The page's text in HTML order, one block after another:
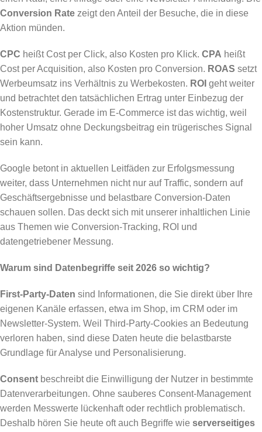
Conversion Rate zeigt den Anteil der Besuche, die in diese
Aktion münden.
CPC heißt Cost per Click, also Kosten pro Klick. CPA heißt
Cost per Acquisition, also Kosten pro Conversion. ROAS setzt
Werbeumsatz ins Verhältnis zu Werbekosten. ROI geht weiter
und betrachtet den tatsächlichen Ertrag unter Einbezug der
Kostenstruktur. Gerade im E-Commerce ist das wichtig, weil
hoher Umsatz ohne Deckungsbeitrag ein trügerisches Signal
sein kann.
Google betont in aktuellen Leitfäden zur Erfolgsmessung
weiter, dass Unternehmen nicht nur auf Traffic, sondern auf
Geschäftsergebnisse und belastbare Conversion-Daten
schauen sollen. Das deckt sich mit unserer inhaltlichen Linie
aus Themen wie Conversion-Tracking, ROI und
datengetriebener Messung.
Warum sind Datenbegriffe seit 2026 so wichtig?
First-Party-Daten sind Informationen, die Sie direkt über Ihre
eigenen Kanäle erfassen, etwa im Shop, im CRM oder im
Newsletter-System. Weil Third-Party-Cookies an Bedeutung
verloren haben, sind diese Daten heute die belastbarste
Grundlage für Analyse und Personalisierung.
Consent beschreibt die Einwilligung der Nutzer in bestimmte
Datenverarbeitungen. Ohne sauberes Consent-Management
werden Messwerte lückenhaft oder rechtlich problematisch.
Deshalb hören Sie heute oft auch Begriffe wie serverseitiges